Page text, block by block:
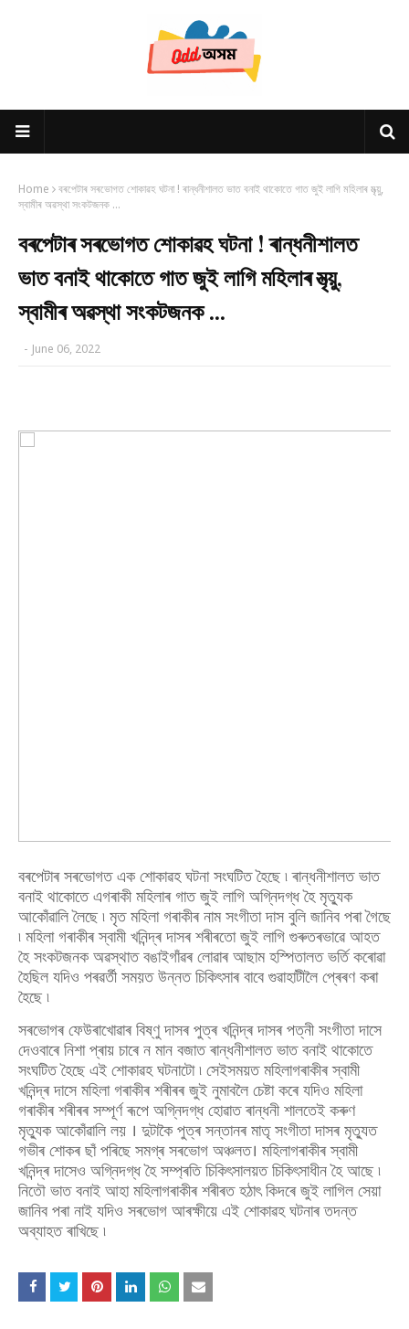
Home
বৰপেটাৰ সৰভোগত শোকাৱহ ঘটনা ! ৰান্ধনীশালত ভাত বনাই থাকোতে গাত জুই লাগি মহিলাৰ মৃত্য়ু,
স্বামীৰ অৱস্থা সংকটজনক ...
বৰপেটাৰ সৰভোগত শোকাৱহ ঘটনা ! ৰান্ধনীশালত
ভাত বনাই থাকোতে গাত জুই লাগি মহিলাৰ মৃত্য়ু,
স্বামীৰ অৱস্থা সংকটজনক ...
- June 06, 2022
বৰপেটাৰ সৰভোগত এক শোকাৱহ ঘটনা সংঘটিত হৈছে ৷ ৰান্ধনীশালত ভাত
বনাই থাকোতে এগৰাকী মহিলাৰ গাত জুই লাগি অগ্নিদগ্ধ হৈ মৃত্যুক
আকোঁৱালি লৈছে ৷ মৃত মহিলা গৰাকীৰ নাম সংগীতা দাস বুলি জানিব পৰা গৈছে
৷ মহিলা গৰাকীৰ স্বামী খনিন্দ্ৰ দাসৰ শৰীৰতো জুই লাগি গুৰুতৰভাৱে আহত
হৈ সংকটজনক অৱস্থাত বঙাইগাঁৱৰ লোৱাৰ আছাম হস্পিতালত ভৰ্তি কৰোৱা
হৈছিল যদিও পৰৱৰ্তী সময়ত উন্নত চিকিৎসাৰ বাবে গুৱাহাটীলৈ প্ৰেৰণ কৰা
হৈছে ৷
সৰভোগৰ ফেউৰাখোৱাৰ বিষ্ণু দাসৰ পুত্ৰ খনিন্দ্ৰ দাসৰ পত্নী সংগীতা দাসে
দেওবাৰে নিশা প্ৰায় চাৰে ন মান বজাত ৰান্ধনীশালত ভাত বনাই থাকোতে
সংঘটিত হৈছে এই শোকাৱহ ঘটনাটো ৷ সেইসময়ত মহিলাগৰাকীৰ স্বামী
খনিন্দ্ৰ দাসে মহিলা গৰাকীৰ শৰীৰৰ জুই নুমাবলৈ চেষ্টা কৰে যদিও মহিলা
গৰাকীৰ শৰীৰৰ সম্পূৰ্ণ ৰূপে অগ্নিদগ্ধ হোৱাত ৰান্ধনী শালতেই কৰুণ
মৃত্যুক আকোঁৱালি লয় । দুটাকৈ পুত্ৰ সন্তানৰ মাতৃ সংগীতা দাসৰ মৃত্যুত
গভীৰ শোকৰ ছাঁ পৰিছে সমগ্ৰ সৰভোগ অঞ্চলত। মহিলাগৰাকীৰ স্বামী
খনিন্দ্ৰ দাসেও অগ্নিদগ্ধ হৈ সম্প্ৰতি চিকিৎসালয়ত চিকিৎসাধীন হৈ আছে ৷
নিতৌ ভাত বনাই আহা মহিলাগৰাকীৰ শৰীৰত হঠাৎ কিদৰে জুই লাগিল সেয়া
জানিব পৰা নাই যদিও সৰভোগ আৰক্ষীয়ে এই শোকাৱহ ঘটনাৰ তদন্ত
অব্যাহত ৰাখিছে ৷